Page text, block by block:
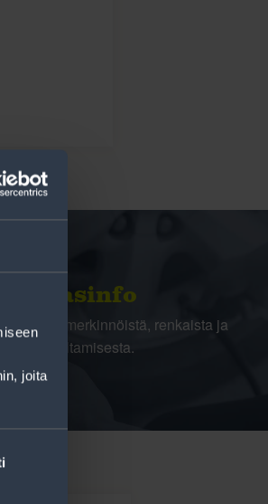
joita
Rengasinfo
tietoa merkinnöistä, renkaista ja
niiden huoltamisesta.